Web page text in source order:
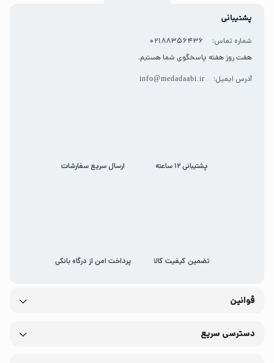
پشتیبانی
شماره تماس:
02188356436
هفت روز هفته پاسخگوی شما هستیم.
آدرس ایمیل: info@medadaabi.ir
پشتیبانی 12 ساعته ارسال سریع سفارشات
تضمین کیفیت کالا پرداخت امن از درگاه بانکی
قوانین
دسترسی سریع